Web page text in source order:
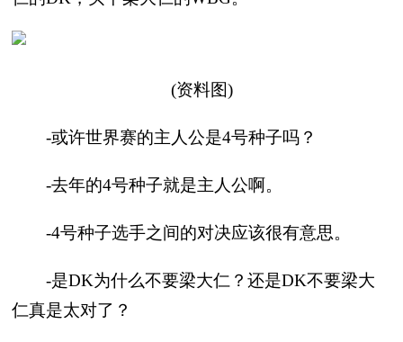
(资料图)
-或许世界赛的主人公是4号种子吗？
-去年的4号种子就是主人公啊。
-4号种子选手之间的对决应该很有意思。
-是DK为什么不要梁大仁？还是DK不要梁大
仁真是太对了？